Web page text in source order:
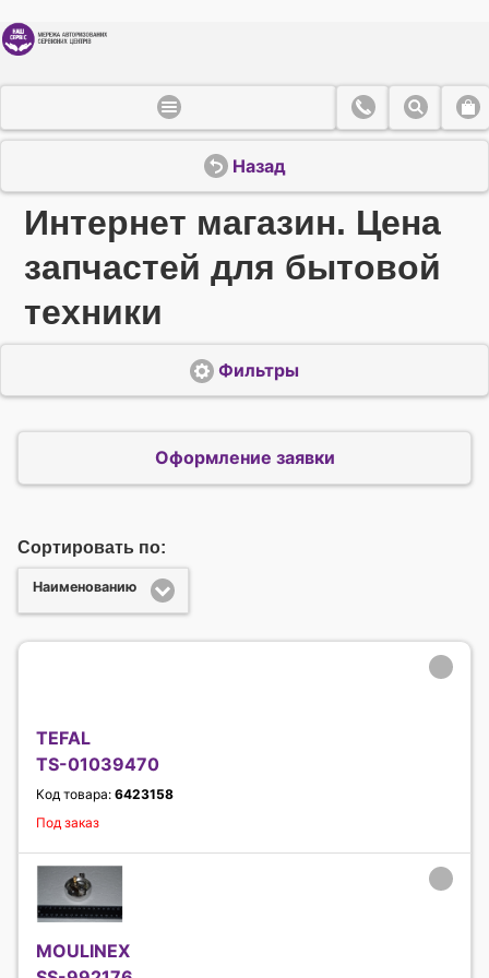
Назад
Интернет магазин. Цена
запчастей для бытовой
техники
Фильтры
Оформление заявки
Сортировать по:
Наименованию
TEFAL
TS-01039470
Код товара: 6423158
Под заказ
MOULINEX